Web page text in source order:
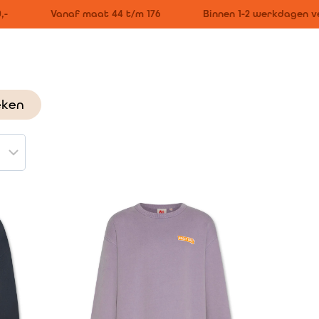
Vanaf maat 44 t/m 176 Binnen 1-2 werkdagen